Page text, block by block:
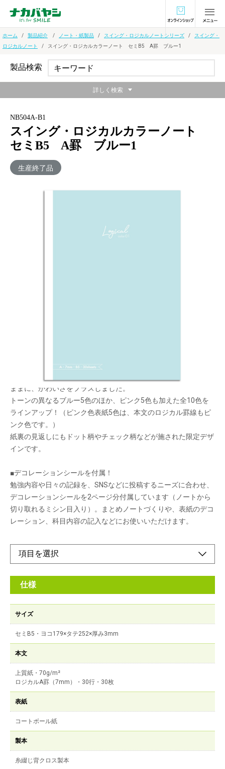
オンラインショ
ホーム 製品紹介 ノート・紙製品 スイング・ロジカルノートシリーズ
スイング・
ロジカルノート
スイング・ロジカルカラーノート セミB5 A罫 ブルー1
NB504A-B1
スイング・ロジカルカラーノート
セミB5 A罫 ブルー1
生産終了品
ブルーのロジカル罫線を本文に採用した「スイング・ロジカルカ
ままに、かわいさをプラスしました。
トーンの異なるブルー5色のほか、ピンク5色も加えた全10色を
ラインアップ！（ピンク色表紙5色は、本文のロジカル罫線もピ
ンク色です。）
紙裏の見返しにもドット柄やチェック柄などが施された限定デザ
インです。
■デコレーションシールを付属！
勉強内容や日々の記録を、SNSなどに投稿するニーズに合わせ、
デコレーションシールを2ページ分付属しています（ノートから
切り取れるミシン目入り）。まとめノートづくりや、表紙のデコ
レーション、科目内容の記入などにお使いいただけます。
仕様
サイズ
セミB5・ヨコ179×タテ252×厚み3mm
本文
上質紙・70g/m²
ロジカルA罫（7mm）・30行・30枚
表紙
コートボール紙
製本
糸綴じ背クロス製本
製品検索
詳しく検索